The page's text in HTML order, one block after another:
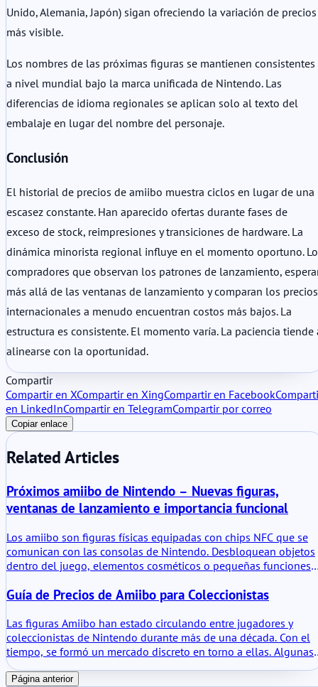
Unido, Alemania, Japón) sigan ofreciendo la variación de precios
más visible.
Los nombres de las próximas figuras se mantienen consistentes
a nivel mundial bajo la marca unificada de Nintendo. Las
diferencias de idioma regionales se aplican solo al texto del
embalaje en lugar del nombre del personaje.
Conclusión
El historial de precios de amiibo muestra ciclos en lugar de una
escasez constante. Han aparecido ofertas durante fases de
exceso de stock, reimpresiones y transiciones de hardware. La
dinámica minorista regional influye en el momento oportuno.
compradores que observan los patrones de lanzamiento,
más allá de las ventanas de lanzamiento y comparan los precios
internacionales a menudo encuentran costos más bajos. La
estructura es consistente. El momento varía. La paciencia tiende
alinearse con la oportunidad.
Compartir
Compartir en XCompartir en XingCompartir en Facebook
en LinkedInCompartir en TelegramCompartir por correo
Copiar enlace
Related Articles
Próximos amiibo de Nintendo – Nuevas figuras,
ventanas de lanzamiento e importancia funcional
Los amiibo son figuras físicas equipadas con chips NFC que se
comunican con las consolas de Nintendo. Desbloquean objetos
dentro del juego, elementos cosméticos o pequeñas funciones
centra en los próximos amiibo anunciados oficialmente, sus
posición dentro de la estructura de oleadas más amplia.
Guía de Precios de Amiibo para Coleccionistas
Las figuras Amiibo han estado circulando entre jugadores y
coleccionistas de Nintendo durante más de una década. Con el
tiempo, se formó un mercado discreto en torno a ellas. Algunas
figuras siguen siendo fáciles de encontrar, otras circulan en
canales de segunda mano en cantidades más reducidas. Los
Página anterior